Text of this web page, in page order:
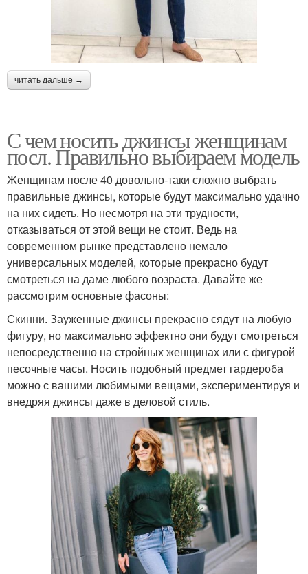
читать дальше →
С чем носить джинсы женщинам
посл. Правильно выбираем модель
Женщинам после 40 довольно-таки сложно выбрать
правильные джинсы, которые будут максимально удачно
на них сидеть. Но несмотря на эти трудности,
отказываться от этой вещи не стоит. Ведь на
современном рынке представлено немало
универсальных моделей, которые прекрасно будут
смотреться на даме любого возраста. Давайте же
рассмотрим основные фасоны:
Скинни. Зауженные джинсы прекрасно сядут на любую
фигуру, но максимально эффектно они будут смотреться
непосредственно на стройных женщинах или с фигурой
песочные часы. Носить подобный предмет гардероба
можно с вашими любимыми вещами, экспериментируя и
внедряя джинсы даже в деловой стиль.